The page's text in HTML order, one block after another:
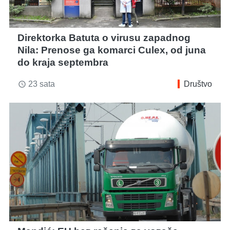
Direktorka Batuta o virusu zapadnog
Nila: Prenose ga komarci Culex, od juna
do kraja septembra
access_time 23 sata Društvo